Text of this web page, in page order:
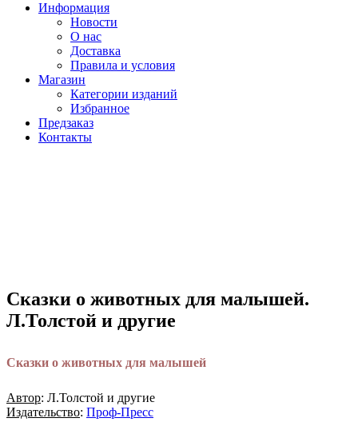
Информация
Новости
О нас
Доставка
Правила и условия
Магазин
Категории изданий
Избранное
Предзаказ
Контакты
Сказки о животных для малышей.
Л.Толстой и другие
Сказки о животных для малышей
Автор: Л.Толстой и другие
Издательство: Проф-Пресс